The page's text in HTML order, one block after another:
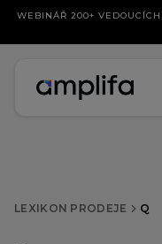
WEBINÁŘ 200+
LEXIKON PRODEJE Q